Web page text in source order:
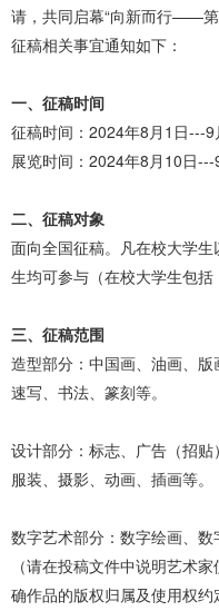
请，共同启幕“向新而行——
征稿相关事宜通知如下：
一、征稿时间
征稿时间：2024年8月1日---9
展览时间：2024年8月10日---
二、征稿对象
面向全国征稿。凡在校大学
生均可参与（在校大学生包括
三、征稿范围
造型部分：中国画、油画、版
速写、书法、篆刻等。
设计部分：标志、广告（招贴
服装、摄影、动画、插画等。
数字艺术部分：数字绘画、数
（请在投稿文件中说明艺术
确作品的版权归属及使用权